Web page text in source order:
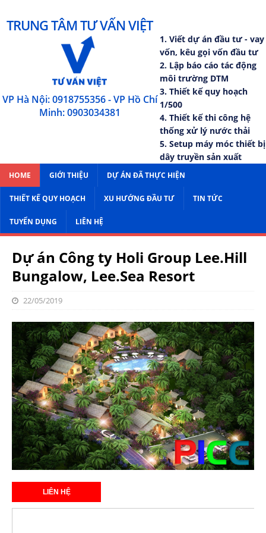
TRUNG TÂM TƯ VẤN VIỆT
VP Hà Nội: 0918755356 - VP Hồ Chí
Minh: 0903034381
1. Viết dự án đầu tư - vay
vốn, kêu gọi vốn đầu tư
2. Lập báo cáo tác động
môi trường DTM
3. Thiết kế quy hoạch
1/500
4. Thiết kế thi công hệ
thống xử lý nước thải
5. Setup máy móc thiết bị
dây truyền sản xuất
HOME GIỚI THIỆU DỰ ÁN ĐÃ THỰC HIỆN
THIẾT KẾ QUY HOẠCH XU HƯỚNG ĐẦU TƯ TIN TỨC
TUYỂN DỤNG LIÊN HỆ
Dự án Công ty Holi Group Lee.Hill
Bungalow, Lee.Sea Resort
22/05/2019